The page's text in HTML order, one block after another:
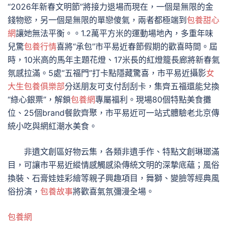
“2026年新春文明節”將接力退場而現在，一個是無限的金
錢物慾，另一個是無限的單戀傻氣，兩者都極端到 包養甜心
網讓她無法平衡。。1.2萬平方米的運動場地內，多重年味
兒驚包養行情喜將“承包”市平易近春節假期的歡喜時間。屆
時，10米高的馬年主題花燈、17米長的紅燈籠長廊將新春氣
氛感拉滿。5處“五福門”打卡點隱藏驚喜，市平易近攝影女
大生包養俱樂部分送朋友可支付刮刮卡，集齊五福還能兌換
“綠心銀票”，解鎖包養網專屬福利。現場80個特點美食攤
位、25個brand餐飲齊聚，市平易近可一站式體驗老北京傳
統小吃與網紅潮水美食。
非遺文創區好物云集，各類非遺手作、特點文創琳瑯滿
目，可讓市平易近縱情感觸感染傳統文明的深摯底蘊；風俗
換裝、石膏娃娃彩繪等親子興趣項目，舞獅、變臉等經典風
俗扮演， 包養故事將歡喜氣氛彌漫全場。
包養網